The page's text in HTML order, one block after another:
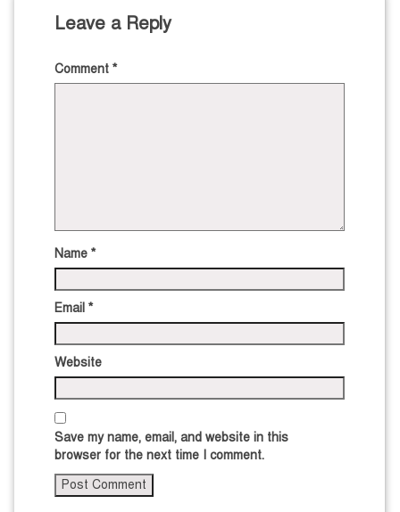
Leave a Reply
Comment *
Name *
Email *
Website
Save my name, email, and website in this
browser for the next time I comment.